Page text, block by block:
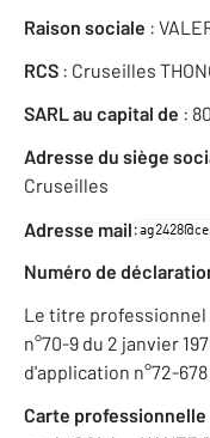
Raison sociale :
RCS : Cruseilles
SARL au capital de :
Adresse du siège
Cruseilles
Adresse mail:
Numéro de
Le titre professionnel
n°70-9 du 2 janvier
d'application n°72-
Carte professionnelle